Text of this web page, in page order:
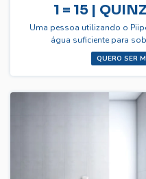
1 = 15 |
Uma pessoa utilizando o
água suficiente para
QUERO SER